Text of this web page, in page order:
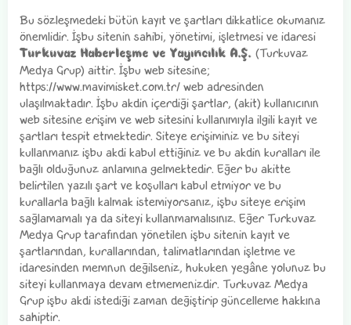
Bu sözleşmedeki bütün kayıt ve şartları dikkatlice okumanız
önemlidir. İşbu sitenin sahibi, yönetimi, işletmesi ve idaresi
Turkuvaz Haberleşme ve Yayıncılık A.Ş. (Turkuvaz
Medya Grup) aittir. İşbu web sitesine;
https://www.mavimisket.com.tr/ web adresinden
ulaşılmaktadır. İşbu akdin içerdiği şartlar, (akit) kullanıcının
web sitesine erişim ve web sitesini kullanımıyla ilgili kayıt ve
şartları tespit etmektedir. Siteye erişiminiz ve bu siteyi
kullanmanız işbu akdi kabul ettiğiniz ve bu akdin kuralları ile
bağlı olduğunuz anlamına gelmektedir. Eğer bu akitte
belirtilen yazılı şart ve koşulları kabul etmiyor ve bu
kurallarla bağlı kalmak istemiyorsanız, işbu siteye erişim
sağlamamalı ya da siteyi kullanmamalısınız. Eğer Turkuvaz
Medya Grup tarafından yönetilen işbu sitenin kayıt ve
şartlarından, kurallarından, talimatlarından işletme ve
idaresinden memnun değilseniz, hukuken yegâne yolunuz bu
siteyi kullanmaya devam etmemenizdir. Turkuvaz Medya
Grup işbu akdi istediği zaman değiştirip güncelleme hakkına
sahiptir.